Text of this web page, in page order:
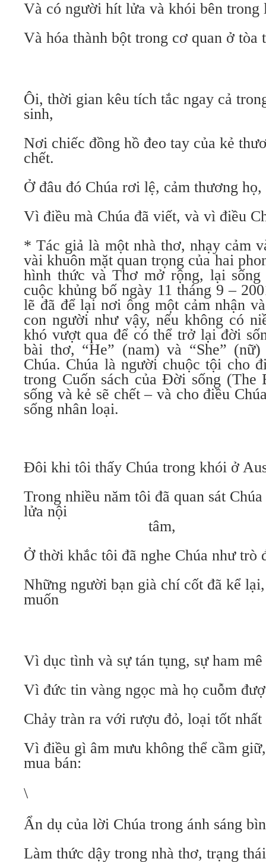
Và có người hít lửa và khói bên trong
Và hóa thành bột trong cơ quan ở tòa
Ôi, thời gian kêu tích tắc ngay cả
sinh,
Nơi chiếc đồng hồ đeo tay của kẻ
chết.
Ở đâu đó Chúa rơi lệ, cảm thương họ,
Vì điều mà Chúa đã viết, và vì điều
* Tác giả là một nhà thơ, nhạy cảm
vài khuôn mặt quan trọng của hai
hình thức và Thơ mở rộng, lại
cuộc khủng bố ngày 11 tháng 9 –
lẽ đã để lại nơi ông một cảm nhận
con người như vậy, nếu không có
khó vượt qua để có thể trở lại đời
bài thơ, “He” (nam) và “She”
Chúa. Chúa là người chuộc tội cho
trong Cuốn sách của Đời sống
sống và kẻ sẽ chết – và cho điều
sống nhân loại.
Đôi khi tôi thấy Chúa trong khói ở
Trong nhiều năm tôi đã quan sát
lửa nội
tâm,
Ở thời khắc tôi đã nghe Chúa như trò
Những người bạn già chí cốt đã kể
muốn
Vì dục tình và sự tán tụng, sự ham
Vì đức tin vàng ngọc mà họ cuỗm
Chảy tràn ra với rượu đỏ, loại tốt
Vì điều gì âm mưu không thể cầm
mua bán:
\
Ẩn dụ của lời Chúa trong ánh sáng
Làm thức dậy trong nhà thơ, trạng